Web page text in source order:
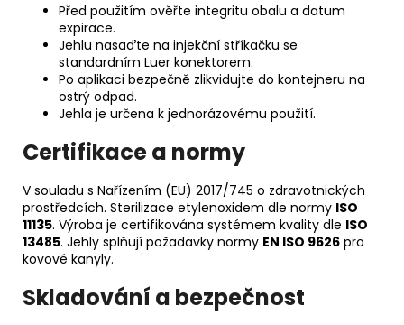
Před použitím ověřte integritu obalu a datum
expirace.
Jehlu nasaďte na injekční stříkačku se
standardním Luer konektorem.
Po aplikaci bezpečně zlikvidujte do kontejneru na
ostrý odpad.
Jehla je určena k jednorázovému použití.
Certifikace a normy
V souladu s Nařízením (EU) 2017/745 o zdravotnických
prostředcích. Sterilizace etylenoxidem dle normy ISO
11135. Výroba je certifikována systémem kvality dle ISO
13485. Jehly splňují požadavky normy EN ISO 9626 pro
kovové kanyly.
Skladování a bezpečnost